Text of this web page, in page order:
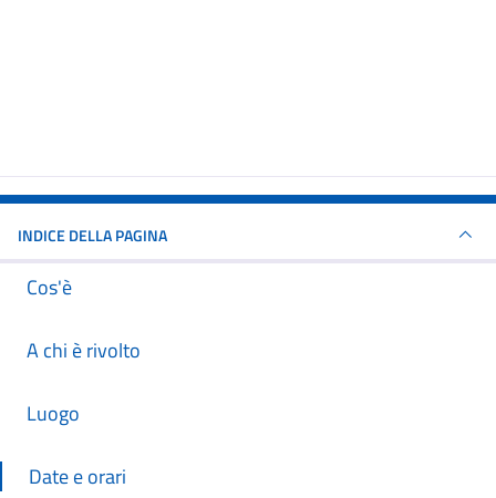
INDICE DELLA PAGINA
Cos'è
A chi è rivolto
Luogo
Date e orari